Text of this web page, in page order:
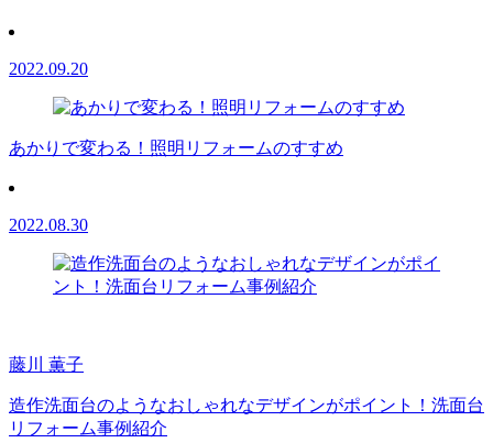
2022.09.20
あかりで変わる！照明リフォームのすすめ
2022.08.30
藤川 薫子
造作洗面台のようなおしゃれなデザインがポイント！洗面台
リフォーム事例紹介